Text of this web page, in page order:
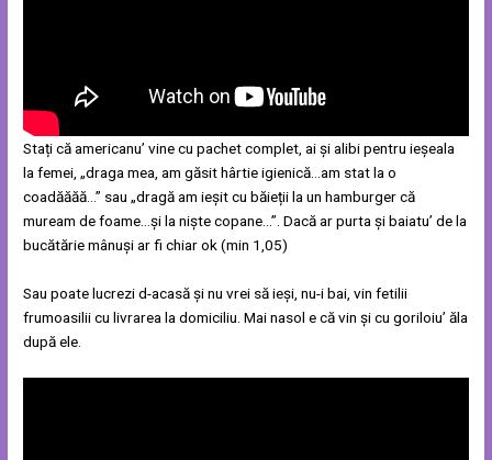
Stați că americanu’ vine cu pachet complet, ai și alibi pentru ieșeala
la femei, „draga mea, am găsit hârtie igienică…am stat la o
coadăăăă…” sau „dragă am ieșit cu băieții la un hamburger că
muream de foame…și la niște copane…”. Dacă ar purta și baiatu’ de la
bucătărie mânuși ar fi chiar ok (min 1,05)
Sau poate lucrezi d-acasă și nu vrei să ieși, nu-i bai, vin fetilii
frumoasilii cu livrarea la domiciliu. Mai nasol e că vin și cu goriloiu’ ăla
după ele.